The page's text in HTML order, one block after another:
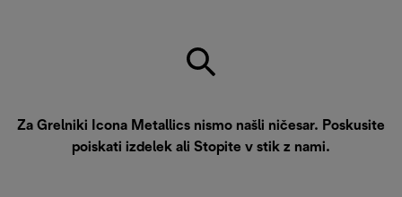
Za Grelniki Icona Metallics nismo našli ničesar. Poskusite
poiskati izdelek ali Stopite v stik z nami.